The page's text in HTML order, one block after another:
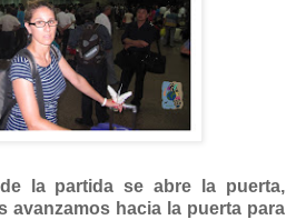
la partida se abre la puerta,
avanzamos hacia la puerta para